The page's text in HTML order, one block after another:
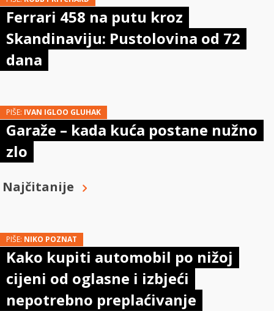
Ferrari 458 na putu kroz
Skandinaviju: Pustolovina od 72
dana
PIŠE: IVAN IGLOO GLUHAK
Garaže – kada kuća postane nužno
zlo
Najčitanije
PIŠE: NIKO POZNAT
Kako kupiti automobil po nižoj
cijeni od oglasne i izbjeći
nepotrebno preplaćivanje